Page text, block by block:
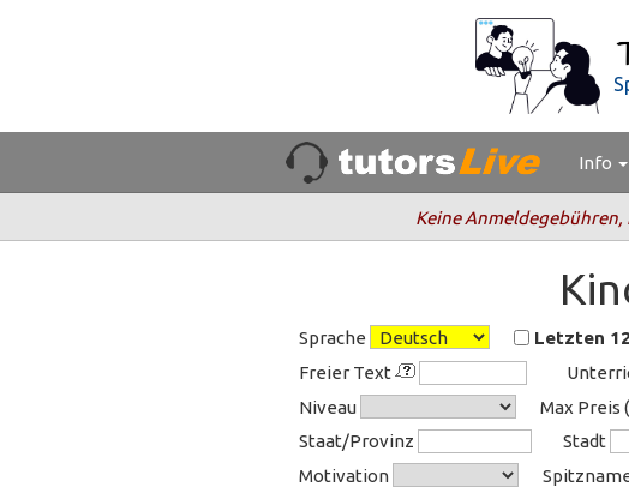
Info
Keine Anmeldegebühren,
Sprache Letzten
Freier Text
Niveau
Max Preis
Staat/Provinz
Stadt
Motivation